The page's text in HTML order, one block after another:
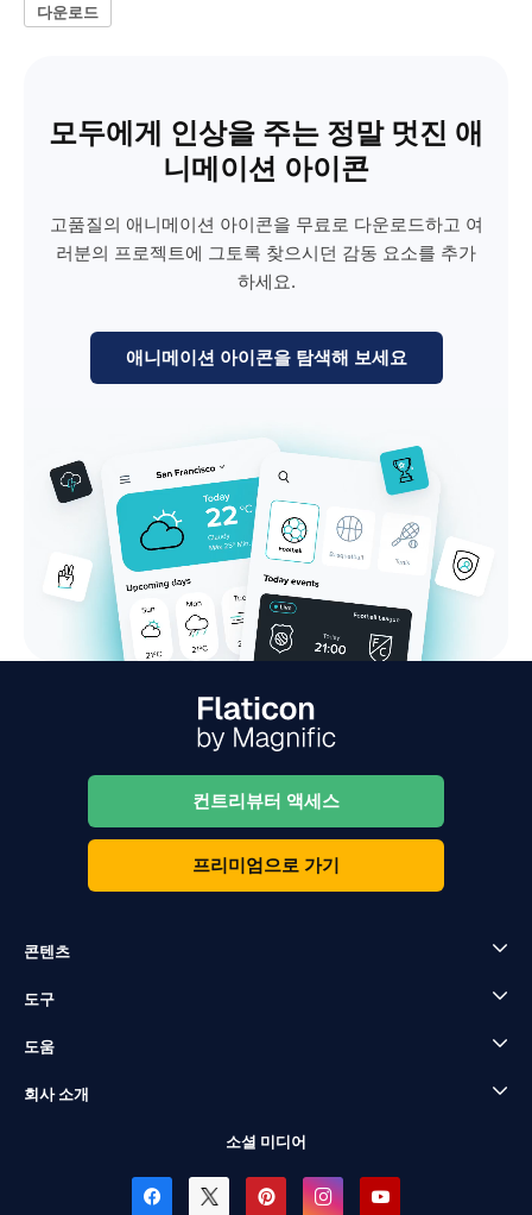
다운로드
모두에게 인상을 주는 정말 멋진 애
니메이션 아이콘
고품질의 애니메이션 아이콘을 무료로 다운로드하고 여
러분의 프로젝트에 그토록 찾으시던 감동 요소를 추가
하세요.
애니메이션 아이콘을 탐색해 보세요
컨트리뷰터 액세스
프리미엄으로 가기
콘텐츠
도구
도움
회사 소개
소셜 미디어